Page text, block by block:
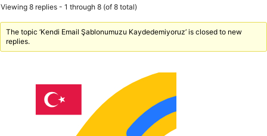
Viewing 8 replies - 1 through 8 (of 8 total)
The topic ‘Kendi Email Şablonumuzu Kaydedemiyoruz’ is closed to new
replies.